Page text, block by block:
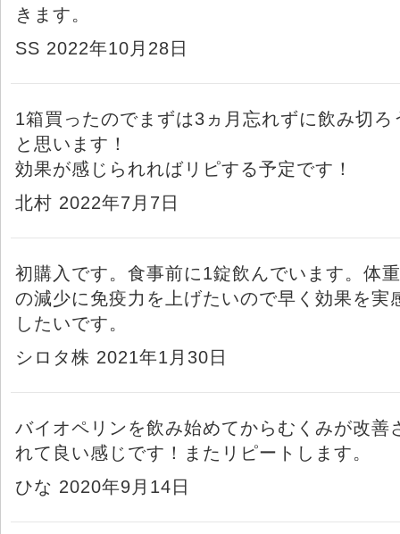
きます。
SS 2022年10月28日
1箱買ったのでまずは3ヵ月忘れずに飲み切ろ
と思います！
効果が感じられればリピする予定です！
北村 2022年7月7日
初購入です。食事前に1錠飲んでいます。体重
の減少に免疫力を上げたいので早く効果を実
したいです。
シロタ株 2021年1月30日
バイオペリンを飲み始めてからむくみが改善
れて良い感じです！またリピートします。
ひな 2020年9月14日